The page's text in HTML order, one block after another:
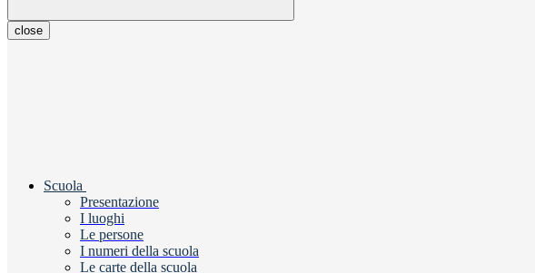
close
Scuola
Presentazione
I luoghi
Le persone
I numeri della scuola
Le carte della scuola